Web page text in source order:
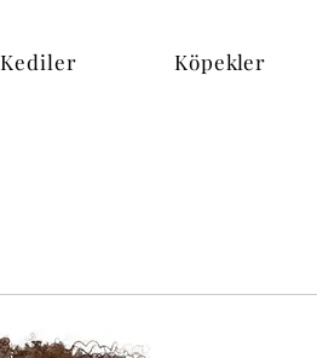
Kediler Köpekler